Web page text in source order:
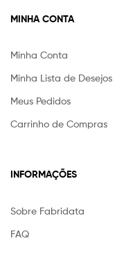
MINHA CONTA
Minha Conta
Minha Lista de Desejos
Meus Pedidos
Carrinho de Compras
INFORMAÇÕES
Sobre Fabridata
FAQ